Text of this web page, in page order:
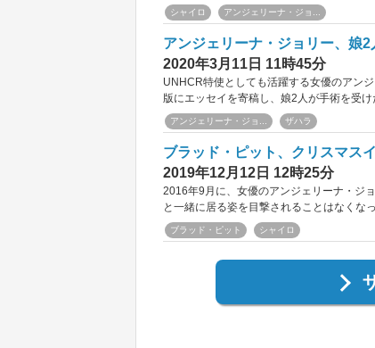
シャイロ アンジェリーナ・ジョ...
アンジェリーナ・ジョリー、娘
2020年3月11日 11時45分
UNHCR特使としても活躍する女優のアン
版にエッセイを寄稿し、娘2人が手術を受
アンジェリーナ・ジョ... ザハラ
ブラッド・ピット、クリスマス
2019年12月12日 12時25分
2016年9月に、女優のアンジェリーナ・ジ
と一緒に居る姿を目撃されることはなくな
ブラッド・ピット シャイロ